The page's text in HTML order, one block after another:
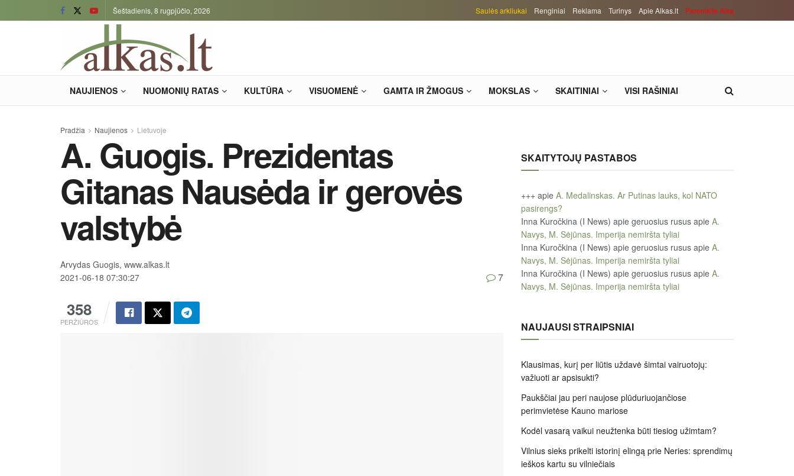
Šeštadienis, 8 rugpjūčio, 2026 Saulės arkliukai Renginiai Reklama Turinys Apie Alkas.lt Paremkite Alką
NAUJIENOS NUOMONIŲ RATAS KULTŪRA VISUOMENĖ GAMTA IR ŽMOGUS MOKSLAS SKAITINIAI VISI RAŠINIAI
Pradžia Naujienos Lietuvoje
A. Guogis. Prezidentas
Gitanas Nausėda ir gerovės
valstybė
Arvydas Guogis, www.alkas.lt
2021-06-18 07:30:27
358
PERŽIŪROS
7
SKAITYTOJŲ PASTABOS
+++ apie A. Medalinskas. Ar Putinas lauks, kol NATO
pasirengs?
Inna Kuročkina (I News) apie geruosius rusus apie A.
Navys, M. Sėjūnas. Imperija nemiršta tyliai
Inna Kuročkina (I News) apie geruosius rusus apie A.
Navys, M. Sėjūnas. Imperija nemiršta tyliai
Inna Kuročkina (I News) apie geruosius rusus apie A.
Navys, M. Sėjūnas. Imperija nemiršta tyliai
NAUJAUSI STRAIPSNIAI
Klausimas, kurį per liūtis uždavė šimtai vairuotojų:
važiuoti ar apsisukti?
Paukščiai jau peri naujose plūduriuojančiose
perimvietėse Kauno mariose
Kodėl vasarą vaikui neužtenka būti tiesiog užimtam?
Vilnius sieks prikelti istorinį elingą prie Neries: sprendimų
ieškos kartu su vilniečiais